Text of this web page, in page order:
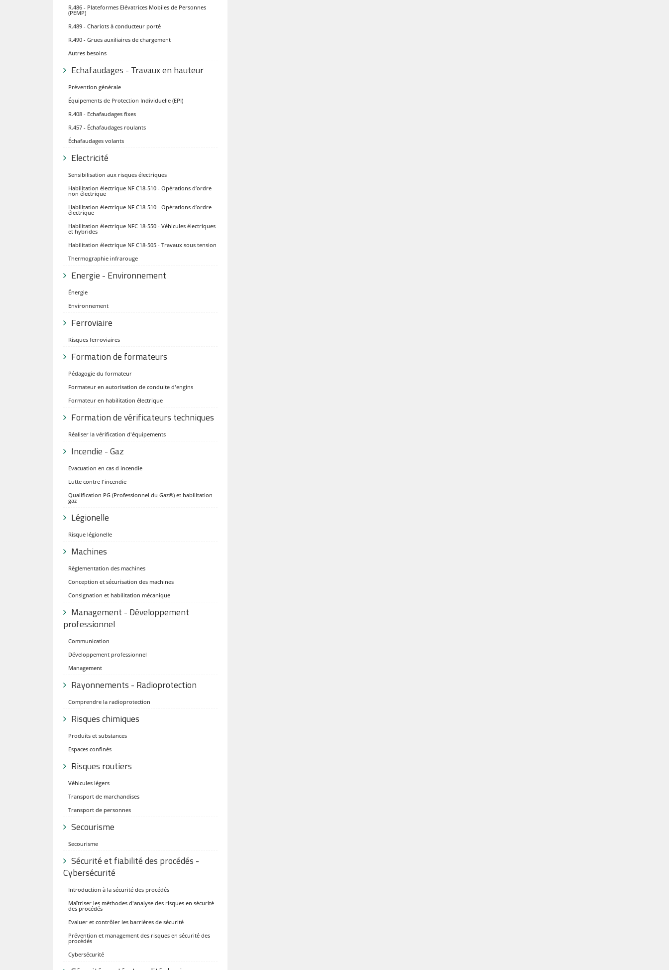
R.486 - Plateformes Elévatrices Mobiles de Personnes
(PEMP)
R.489 - Chariots à conducteur porté
R.490 - Grues auxiliaires de chargement
Autres besoins
Echafaudages - Travaux en hauteur
Prévention générale
Équipements de Protection Individuelle (EPI)
R.408 - Echafaudages fixes
R.457 - Échafaudages roulants
Échafaudages volants
Electricité
Sensibilisation aux risques électriques
Habilitation électrique NF C18-510 - Opérations d’ordre
non électrique
Habilitation électrique NF C18-510 - Opérations d’ordre
électrique
Habilitation électrique NFC 18-550 - Véhicules électriques
et hybrides
Habilitation électrique NF C18-505 - Travaux sous tension
Thermographie infrarouge
Energie - Environnement
Énergie
Environnement
Ferroviaire
Risques ferroviaires
Formation de formateurs
Pédagogie du formateur
Formateur en autorisation de conduite d'engins
Formateur en habilitation électrique
Formation de vérificateurs techniques
Réaliser la vérification d'équipements
Incendie - Gaz
Evacuation en cas d incendie
Lutte contre l'incendie
Qualification PG (Professionnel du Gaz®) et habilitation
gaz
Légionelle
Risque légionelle
Machines
Règlementation des machines
Conception et sécurisation des machines
Consignation et habilitation mécanique
Management - Développement
professionnel
Communication
Développement professionnel
Management
Rayonnements - Radioprotection
Comprendre la radioprotection
Risques chimiques
Produits et substances
Espaces confinés
Risques routiers
Véhicules légers
Transport de marchandises
Transport de personnes
Secourisme
Secourisme
Sécurité et fiabilité des procédés -
Cybersécurité
Introduction à la sécurité des procédés
Maîtriser les méthodes d'analyse des risques en sécurité
des procédés
Evaluer et contrôler les barrières de sécurité
Prévention et management des risques en sécurité des
procédés
Cybersécurité